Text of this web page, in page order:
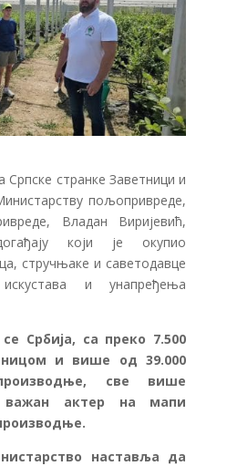
странке Заветници и
пољопривреде,
Владaн Виријевић,
који је окупио
стручњаке и саветодавце
и унапређења
Србија, са преко 7.500
и више од 39.000
све више
важан актер на мапи
наставља да